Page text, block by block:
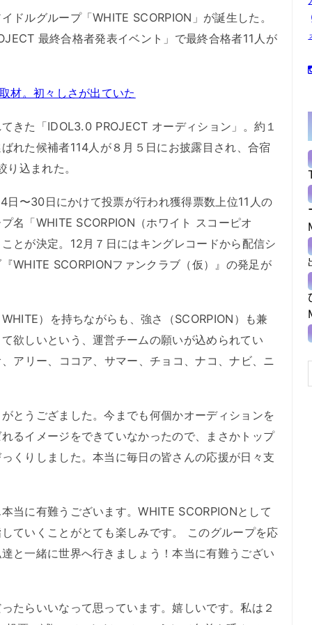
ルグループ「WHITE SCORPION」が誕生した。
最終合格者発表イベント」で最終合格者11人が
材。初々しさが出ていた
た「IDOL3.0 PROJECT オーディション」。約１
れた候補者114人が８月５日にお披露目され、合宿
込まれた。
〜30日にかけて投票が行われ獲得票数上位11人の
名「WHITE SCORPION（ホワイト スコーピオ
とが決定。12月７日にはキングレコードから配信シ
WHITE SCORPIONファンクラブ（仮）』の発足が
）を持ちながらも、強さ（SCORPION）も兼
欲しいという、運営チームの願いが込められてい
アリー、ココア、サマー、チョコ、ナコ、ナビ、ニ
うござました。今までも何個かオーディションを
るイメージをできていなかったので、まさかトップ
くりしました。本当に毎日の皆さんの応援が日々支
に有難うございます。WHITE SCORPIONとして
ていくことがとても楽しみです。 このグループを応
と一緒に世界へ行きましょう！本当に有難うござい
らいいなって思っています。嬉しいです。私は２